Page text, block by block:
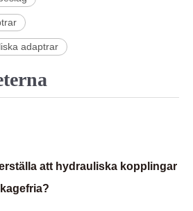
adaptrar
att hydrauliska kopplingar